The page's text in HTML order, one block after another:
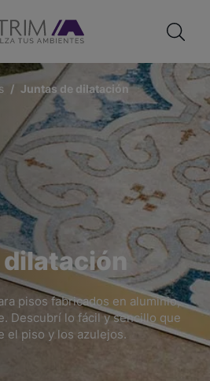
Juntas de dilatación
pisos fabricados en aluminio,
Descubrí lo fácil y sencillo que
el piso y los azulejos.